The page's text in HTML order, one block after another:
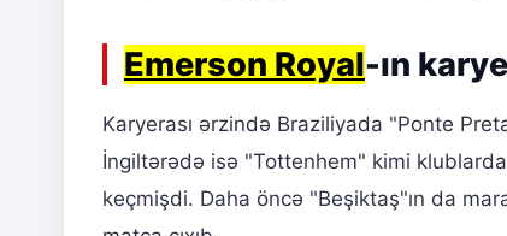
Emerson Royal-ın
Karyerası ərzində Braziliyada "Ponte
İngiltərədə isə "Tottenhem" kimi klublarda
keçmişdi. Daha öncə "Beşiktaş"ın da